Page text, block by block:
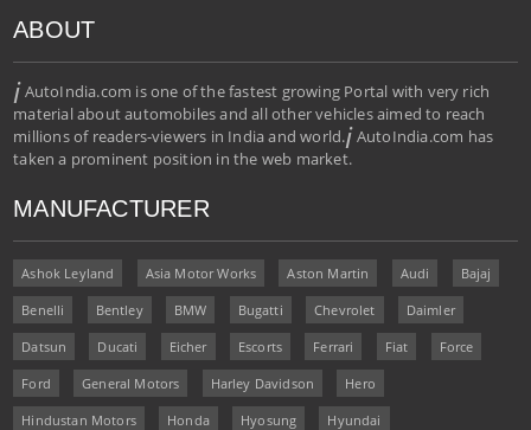
ABOUT
iAutoIndia.com is one of the fastest growing Portal with very rich
material about automobiles and all other vehicles aimed to reach
millions of readers-viewers in India and world.iAutoIndia.com has
taken a prominent position in the web market.
MANUFACTURER
Ashok Leyland Asia Motor Works Aston Martin Audi Bajaj
Benelli Bentley BMW Bugatti Chevrolet Daimler
Datsun Ducati Eicher Escorts Ferrari Fiat Force
Ford General Motors Harley Davidson Hero
Hindustan Motors Honda Hyosung Hyundai